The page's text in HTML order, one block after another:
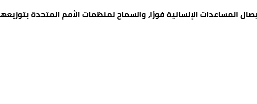
المساعدات الإنسانية فورًا، والسماح لمنظمات الأمم المتحدة